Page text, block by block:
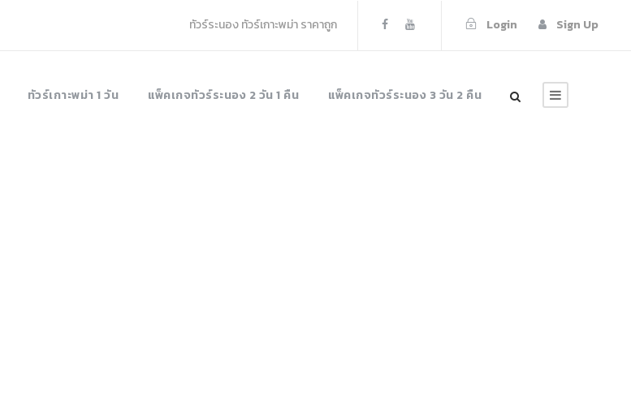
ทัวร์ระนอง ทัวร์เกาะพม่า ราคาถูก Login Sign Up
ทัวร์เกาะพม่า 1 วัน แพ็คเกจทัวร์ระนอง 2 วัน 1 คืน แพ็คเกจทัวร์ระนอง 3 วัน 2 คืน